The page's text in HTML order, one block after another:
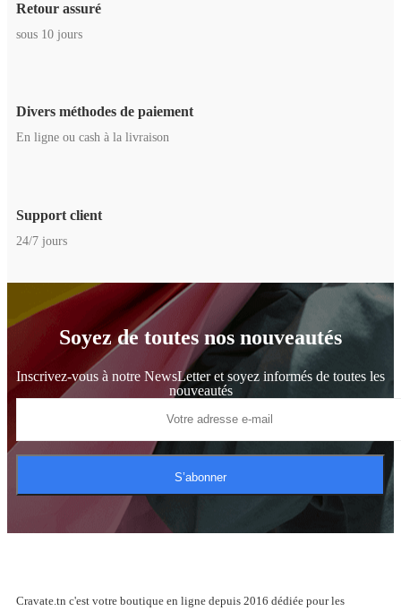
Retour assuré
sous 10 jours
Divers méthodes de paiement
En ligne ou cash à la livraison
Support client
24/7 jours
Soyez de toutes nos nouveautés
Inscrivez-vous à notre NewsLetter et soyez informés de toutes les
nouveautés
S’abonner
Cravate.tn c'est votre boutique en ligne depuis 2016 dédiée pour les